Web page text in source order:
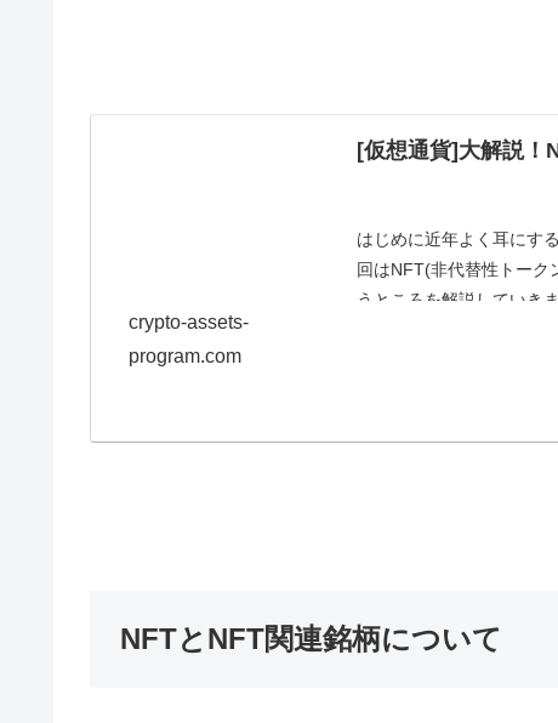
[仮想通貨]大解説！
はじめに近年よく耳にす
回はNFT(非代替性トーク
うところを解説していき
crypto-assets-
program.com
NFTとNFT関連銘柄について